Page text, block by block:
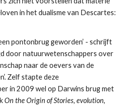
in het dualisme van Descartes:
pontonbrug geworden’ - schrijft
door natuurwetenschappers over
naar de oevers van de
Zelf stapte deze
in 2009 wel op Darwins brug met
On the Origin of Stories, evolution,